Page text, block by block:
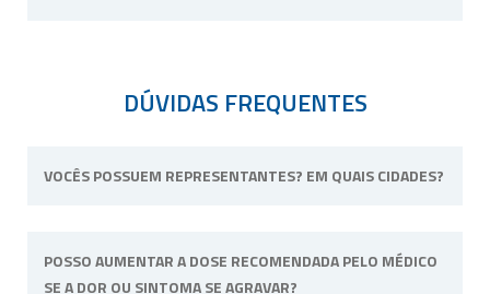
DÚVIDAS FREQUENTES
VOCÊS POSSUEM REPRESENTANTES? EM QUAIS CIDADES?
unidade física fica situada em Ribeirão Preto,
interior de São Paulo.
POSSO AUMENTAR A DOSE RECOMENDADA PELO MÉDICO
SE A DOR OU SINTOMA SE AGRAVAR?